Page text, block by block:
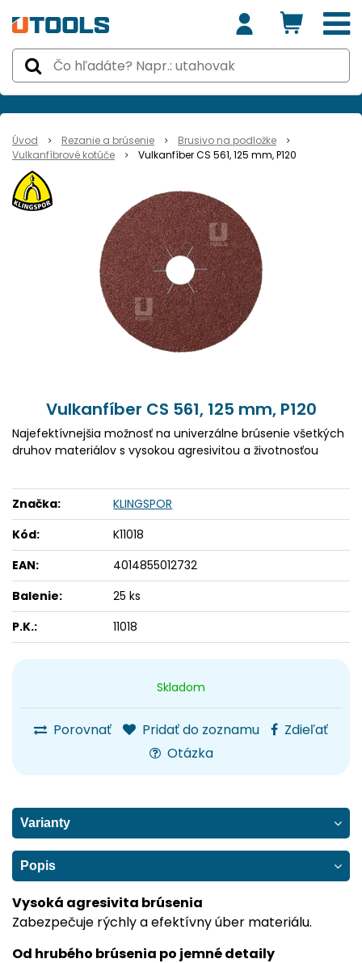
Úvod Rezanie a brúsenie
Brusivo na podložke
Vulkanfíbrové kotúče
Vulkanfíber CS 561, 125 mm, P120
Skladom
Porovnať Pridať do zoznamu
Zdieľať
Otázka
Vulkanfíber CS 561, 125 mm, P120
Najefektívnejšia možnosť na univerzálne brúsenie všetkých
druhov materiálov s vysokou agresivitou a životnosťou
Značka:
KLINGSPOR
Kód:
K11018
EAN:
4014855012732
Balenie:
25 ks
P.K.:
11018
Varianty
Popis
Vysoká agresivita brúsenia
Zabezpečuje rýchly a efektívny úber materiálu.
Od hrubého brúsenia po jemné detaily